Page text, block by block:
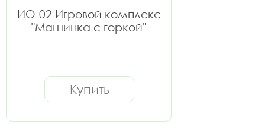
ИО-02 Игровой комплекс
"Машинка с горкой"
Купить